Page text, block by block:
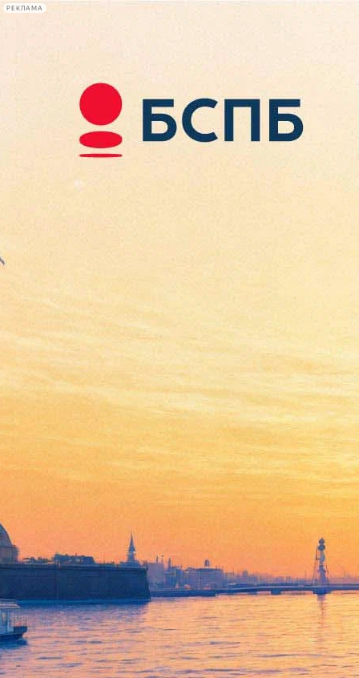
РЕКЛАМА
Сегодня:
2026.08.08
06:55
Афиша Plus
Фильм-катастрофа о
космической станции
«Салют-7» выйдет на экраны
6 апреля
Версия для печати
В рамках Санкт-Петербургского международного культурного
форума глава студии СТВ продюсер Сергей Сельянов
представил фильм-катастрофу, который российские зрители
смогут посмотреть, начиная с 6 апреля.